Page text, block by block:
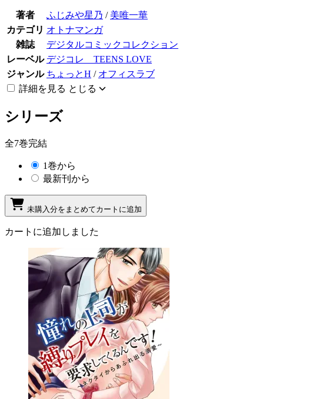
著者 ふじみや星乃 / 美唯一華
カテゴリ オトナマンガ
雑誌
デジタルコミックコレクション
レーベル デジコレ TEENS LOVE
ジャンル ちょっとH / オフィスラブ
詳細を見る とじる
シリーズ
全7巻完結
1巻から
最新刊から
未購入分をまとめてカートに追加
カートに追加しました